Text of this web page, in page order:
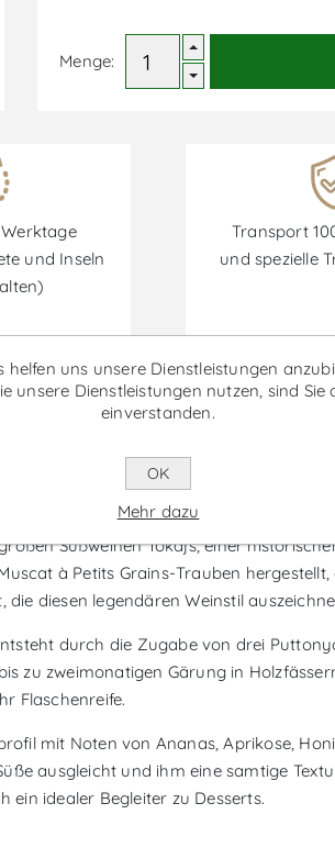
Menge:
Werktage
und Inseln
Transport
und spezielle
vom 30/06/2026 bis zum 30/09/2026
- Süßwein
Süßweinen Tokajs, einer
à Petits Grains-Trauben
diesen legendären Weinstil
durch die Zugabe von drei
zu zweimonatigen Gärung in
Flaschenreife.
mit Noten von Ananas, Aprikose,
ausgleicht und ihm eine samtige
ein idealer Begleiter zu Desserts.
helfen uns unsere Dienstleistungen
unsere Dienstleistungen nutzen, sind Sie
einverstanden.
OK
Mehr dazu